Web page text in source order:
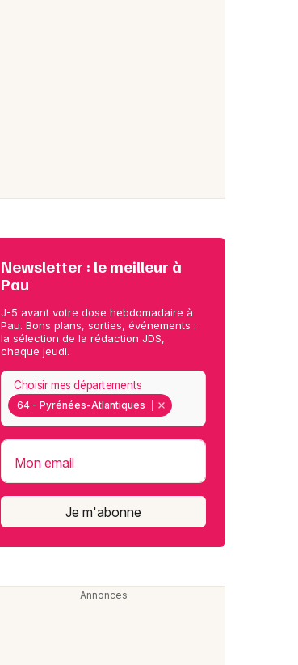
Newsletter : le meilleur à
Pau
J-5 avant votre dose hebdomadaire à
Pau. Bons plans, sorties, événements :
la sélection de la rédaction JDS,
chaque jeudi.
64 - Pyrénées-Atlantiques
Choisir mes départements
Mon email
Je m'abonne